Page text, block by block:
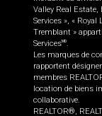
Valley Real Estate,
Services », « Royal
Tremblant »
ServicesMD
Les marques de
rapportent
membres
location de biens
collaborative.
REALTOR®,